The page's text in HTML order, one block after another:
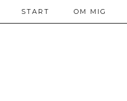
START OM MIG